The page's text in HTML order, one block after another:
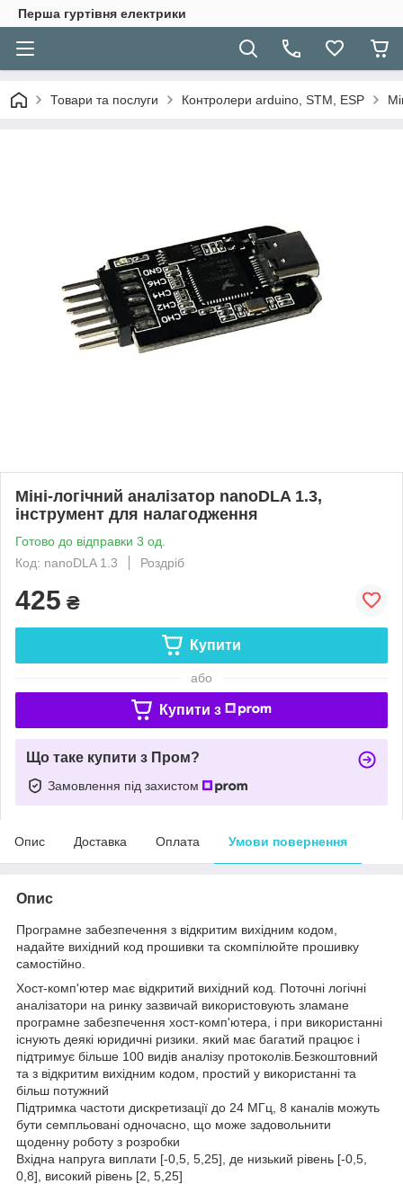
Перша гуртівня електрики
Товари та послуги Контролери arduino, STM, ESP
Міні-логічний аналізатор nanoDLA 1.3,
інструмент для налагодження
Готово до відправки 3 од.
Код: nanoDLA 1.3
Роздріб
425 ₴
Купити
або
Купити з
Що таке купити з Пром?
Замовлення під захистом
Опис Доставка Оплата Умови повернення
Опис
Програмне забезпечення з відкритим вихідним кодом,
надайте вихідний код прошивки та скомпілюйте прошивку
самостійно.
Хост-комп'ютер має відкритий вихідний код. Поточні логічні
аналізатори на ринку зазвичай використовують зламане
програмне забезпечення хост-комп'ютера, і при використанні
існують деякі юридичні ризики. який має багатий працює і
підтримує більше 100 видів аналізу протоколів.Безкоштовний
та з відкритим вихідним кодом, простий у використанні та
більш потужний
Підтримка частоти дискретизації до 24 МГц, 8 каналів можуть
бути семпльовані одночасно, що може задовольнити
щоденну роботу з розробки
Вхідна напруга виплати [-0,5, 5,25], де низький рівень [-0,5,
0,8], високий рівень [2, 5,25]